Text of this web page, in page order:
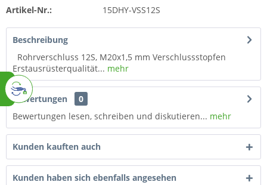
Artikel-Nr.: 15DHY-VSS12S
Beschreibung
Rohrverschluss 12S, M20x1,5 mm Verschlussstopfen
Erstausrüsterqualität... mehr
Bewertungen
0
Bewertungen lesen, schreiben und diskutieren... mehr
Kunden kauften auch
Kunden haben sich ebenfalls angesehen